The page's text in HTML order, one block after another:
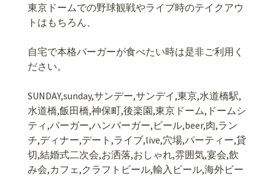
東京ドームでの野球観戦やライブ時のテイクアウ
トはもちろん、
自宅で本格バーガーが食べたい時は是非ご利用く
ださい。
SUNDAY,sunday,サンデー,サンデイ,東京,水道橋駅,
水道橋,飯田橋,神保町,後楽園,東京ドーム,ドームシ
ティ,バーガー,ハンバーガー,ビール,beer,肉,ラン
チ,ディナー,デート,ライブ,live,穴場,パーティー,貸
切,結婚式二次会,お洒落,おしゃれ,雰囲気,宴会,飲
み会,カフェ,クラフトビール,輸入ビール,海外ビー